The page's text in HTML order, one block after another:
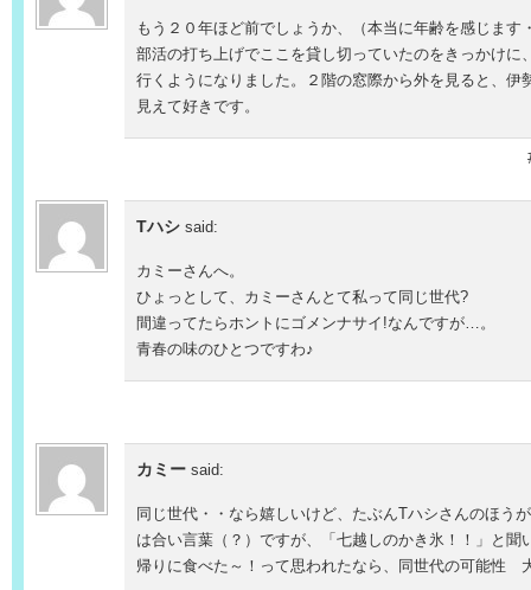
もう２０年ほど前でしょうか、（本当に年齢を感じます
部活の打ち上げでここを貸し切っていたのをきっかけに
行くようになりました。２階の窓際から外を見ると、伊
見えて好きです。
Tハシ said:
カミーさんへ。
ひょっとして、カミーさんとて私って同じ世代?
間違ってたらホントにゴメンナサイ!なんですが…。
青春の味のひとつですわ♪
カミー said:
同じ世代・・なら嬉しいけど、たぶんTハシさんのほう
は合い言葉（？）ですが、「七越しのかき氷！！」と聞
帰りに食べた～！って思われたなら、同世代の可能性